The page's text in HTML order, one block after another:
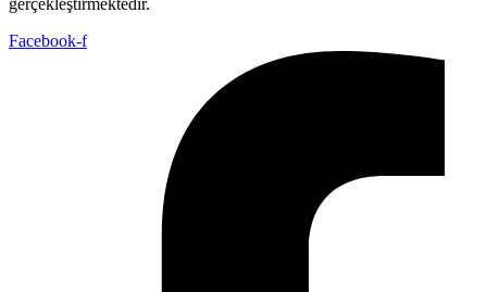
gerçekleştirmektedir.
Facebook-f